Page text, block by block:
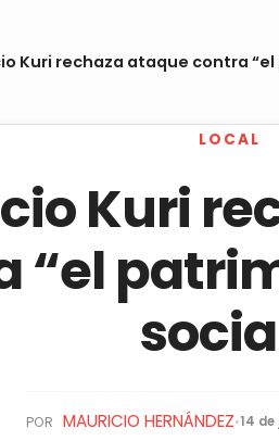
Kuri rechaza ataque contra
LOCAL
Kuri
“el
POR MAURICIO HERNÁNDEZ•14